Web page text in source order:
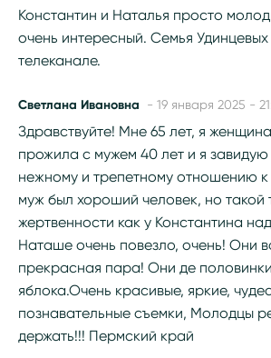
Константин и Наталья просто
очень интересный. Семья
телеканале.
Светлана Ивановна - 19 января 2025 -
Здравствуйте! Мне 65 лет, я
прожила с мужем 40 лет и я
нежному и трепетному отношению к
муж был хороший человек, но такой
жертвенности как у Константина
Наташе очень повезло, очень! Они
прекрасная пара! Они де
яблока.Очень красивые, яркие,
познавательные съемки, Молодцы
держать!!! Пермский край